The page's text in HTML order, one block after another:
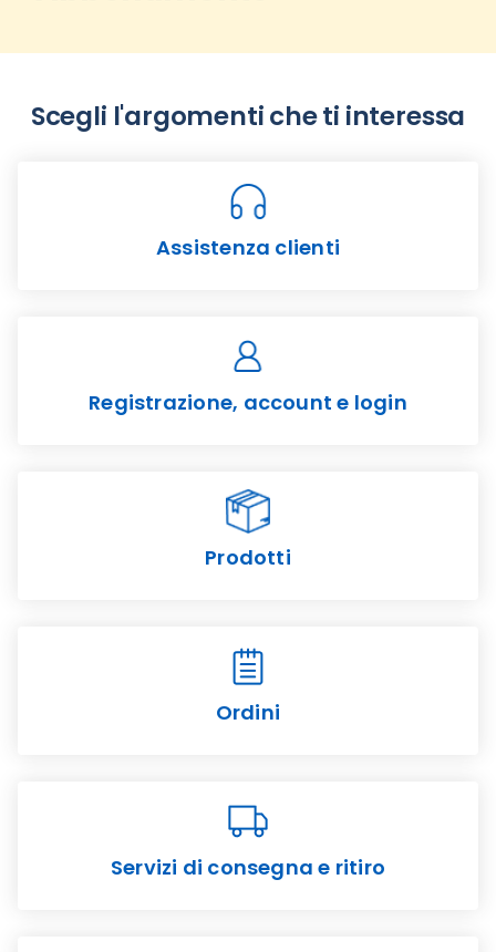
Scegli l'argomenti che ti interessa
Assistenza clienti
Registrazione, account e login
Prodotti
Ordini
Servizi di consegna e ritiro